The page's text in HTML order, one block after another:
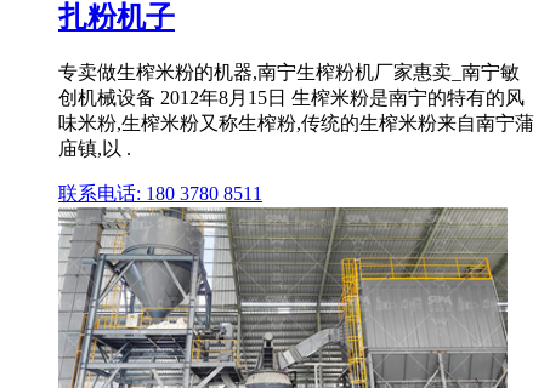
扎粉机子
专卖做生榨米粉的机器,南宁生榨粉机厂家惠卖_南宁敏
创机械设备 2012年8月15日 生榨米粉是南宁的特有的风
味米粉,生榨米粉又称生榨粉,传统的生榨米粉来自南宁蒲
庙镇,以 .
联系电话: 180 3780 8511